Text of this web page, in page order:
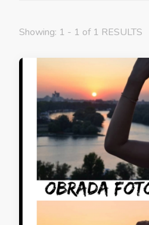
Showing: 1 - 1 of 1 RESULTS